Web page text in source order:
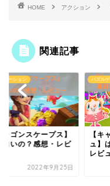
HOME アクション
関連記事
レーション
ラゴンスケープス】
白いの？感想・レビ
2022年9月25日
パズル
【キ
ュ】
レビ